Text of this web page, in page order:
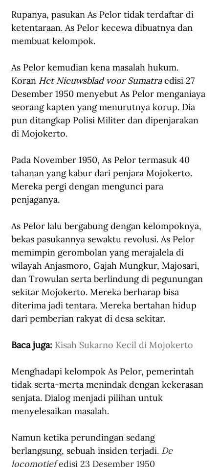
Rupanya, pasukan As Pelor tidak terdaftar di
ketentaraan. As Pelor kecewa dibuatnya dan
membuat kelompok.
As Pelor kemudian kena masalah hukum.
Koran Het Nieuwsblad voor Sumatra edisi 27
Desember 1950 menyebut As Pelor menganiaya
seorang kapten yang menurutnya korup. Dia
pun ditangkap Polisi Militer dan dipenjarakan
di Mojokerto.
Pada November 1950, As Pelor termasuk 40
tahanan yang kabur dari penjara Mojokerto.
Mereka pergi dengan mengunci para
penjaganya.
As Pelor lalu bergabung dengan kelompoknya,
bekas pasukannya sewaktu revolusi. As Pelor
memimpin gerombolan yang merajalela di
wilayah Anjasmoro, Gajah Mungkur, Majosari,
dan Trowulan serta berlindung di pegunungan
sekitar Mojokerto. Mereka berharap bisa
diterima jadi tentara. Mereka bertahan hidup
dari pemberian rakyat di desa sekitar.
Baca juga: Kisah Sukarno Kecil di Mojokerto
Menghadapi kelompok As Pelor, pemerintah
tidak serta-merta menindak dengan kekerasan
senjata. Dialog menjadi pilihan untuk
menyelesaikan masalah.
Namun ketika perundingan sedang
berlangsung, sebuah insiden terjadi. De
locomotief edisi 23 Desember 1950